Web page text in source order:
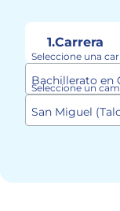
1.Carrera
Bachillerato en
Seleccione una
San Miguel
Seleccione un